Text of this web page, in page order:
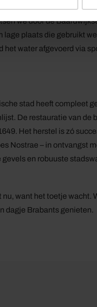
we door de
lage plaats die gebruikt
water afgevoerd via
stad heeft compleet
De restauratie van de
Het herstel is zó
Nostrae – in ontvangst
en robuuste
want het toetje wacht.
dagje Brabants genieten.